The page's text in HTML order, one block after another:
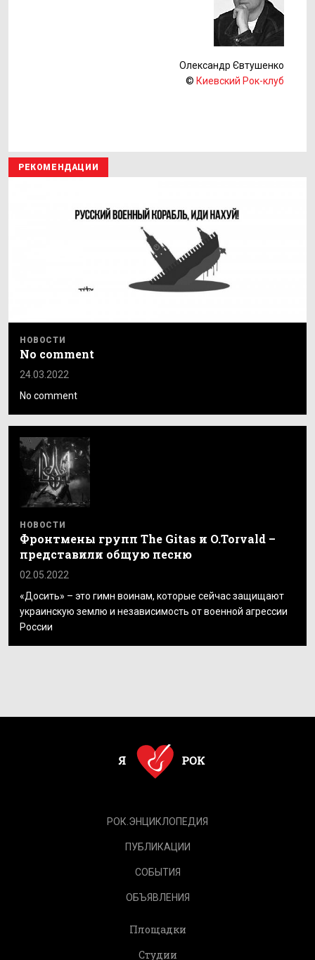
Олександр Євтушенко
© Киевский Рок-клуб
РЕКОМЕНДАЦИИ
НОВОСТИ
No comment
24.03.2022
No comment
НОВОСТИ
Фронтмены групп The Gitas и O.Torvald –
представили общую песню
02.05.2022
«Досить» – это гимн воинам, которые сейчас защищают
украинскую землю и независимость от военной агрессии
России
РОК.ЭНЦИКЛОПЕДИЯ
ПУБЛИКАЦИИ
СОБЫТИЯ
ОБЪЯВЛЕНИЯ
Площадки
Студии